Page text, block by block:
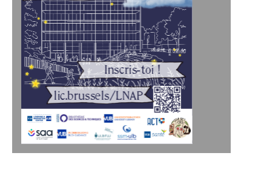
Inscris-toi !
lic.brussels/LNAP